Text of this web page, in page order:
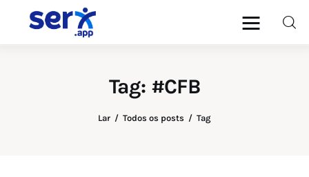
Tag: #CFB
Lar Todos os posts Tag
blog.serx.app
Médicos